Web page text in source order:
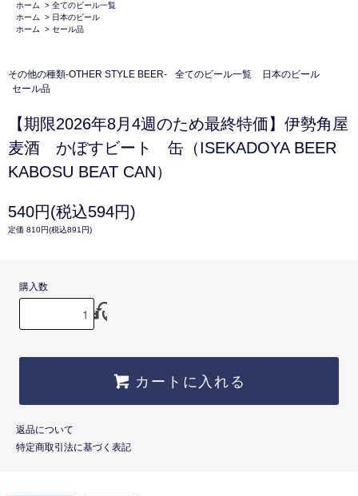
ホーム
> 全てのビール一覧
ホーム
> 日本のビール
ホーム
> セール品
その他の種類-OTHER STYLE BEER- 全てのビール一覧
日本のビール
セール品
【期限2026年8月4週のため最終特価】伊勢角屋
麦酒 かぼすビート 缶（ISEKADOYA BEER
KABOSU BEAT CAN）
540円(税込594円)
定価 810円(税込891円)
購入数
カートに入れる
返品について
特定商取引法に基づく表記